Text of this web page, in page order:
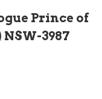
Prince of
NSW-3987